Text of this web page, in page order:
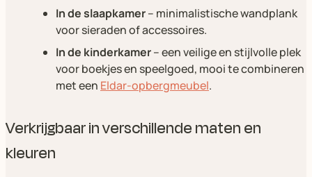
In de slaapkamer– minimalistische wandplank
voor sieraden of accessoires.
In de kinderkamer– een veilige en stijlvolle plek
voor boekjes en speelgoed, mooi te combineren
met een Eldar-opbergmeubel.
Verkrijgbaar in verschillende maten en
kleuren